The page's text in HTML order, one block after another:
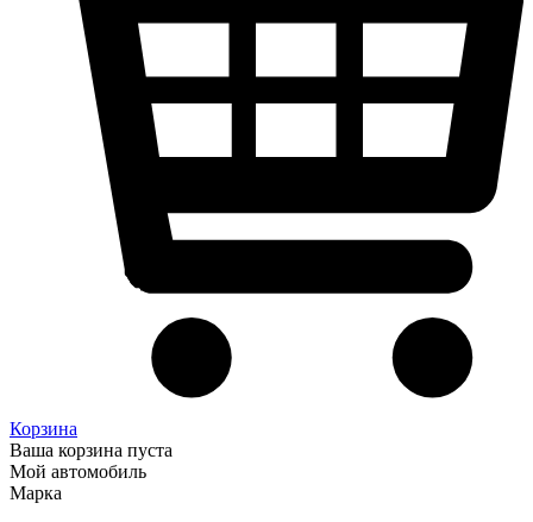
Корзина
Ваша корзина пуста
Мой автомобиль
Марка